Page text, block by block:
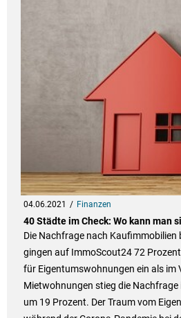
04.06.2021 Finanzen
40 Städte im Check: Wo kann man
Die Nachfrage nach Kaufimmobilien
gingen auf ImmoScout24 72
für Eigentumswohnungen ein als im
Mietwohnungen stieg die
um 19 Prozent. Der Traum vom